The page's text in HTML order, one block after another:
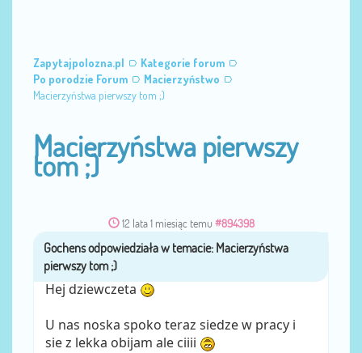
Zapytajpolozna.pl
Kategorie forum
Po porodzie Forum
Macierzyństwo
Macierzyństwa pierwszy tom ;)
Macierzyństwa pierwszy
tom ;)
12 lata 1 miesiąc temu #894398
przezGochens
Hej dziewczeta
U nas noska spoko teraz siedze w pracy i
sie z lekka obijam ale ciiii